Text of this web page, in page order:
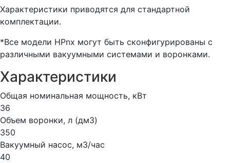
Характеристики приводятся для стандартной
комплектации.
*Все модели HPnx могут быть сконфигурированы с
различными вакуумными системами и воронками.
Характеристики
Общая номинальная мощность, кВт
36
Объем воронки, л (дм3)
350
Вакуумный насос, м3/час
40